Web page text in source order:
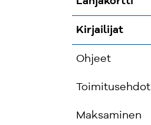
Kirjailijat
Ohjeet
Toimitusehdot
Maksaminen